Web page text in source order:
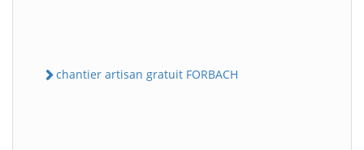
chantier artisan gratuit FORBACH